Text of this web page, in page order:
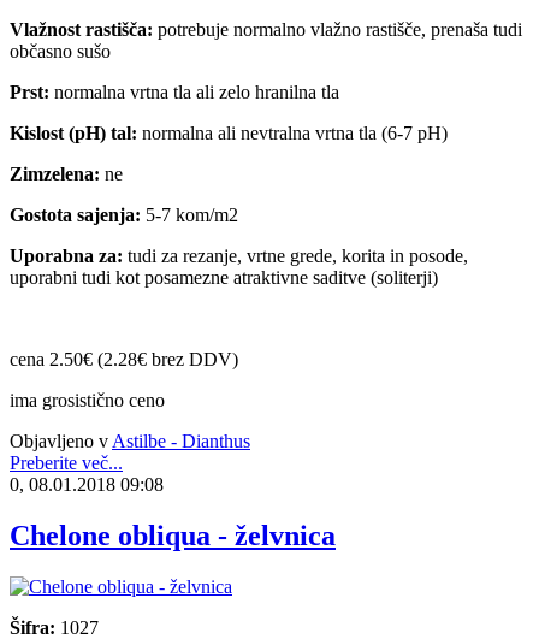
Vlažnost rastišča: potrebuje normalno vlažno rastišče, prenaša tudi
občasno sušo
Prst: normalna vrtna tla ali zelo hranilna tla
Kislost (pH) tal: normalna ali nevtralna vrtna tla (6-7 pH)
Zimzelena: ne
Gostota sajenja: 5-7 kom/m2
Uporabna za: tudi za rezanje, vrtne grede, korita in posode,
uporabni tudi kot posamezne atraktivne saditve (soliterji)
cena 2.50€ (2.28€ brez DDV)
ima grosistično ceno
Objavljeno v Astilbe - Dianthus
Preberite več...
0, 08.01.2018 09:08
Chelone obliqua - želvnica
Šifra: 1027